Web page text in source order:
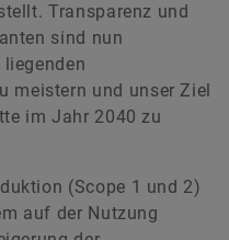
Transparenz und
sind nun
meistern und unser Ziel
im Jahr 2040 zu
(Scope 1 und 2)
auf der Nutzung